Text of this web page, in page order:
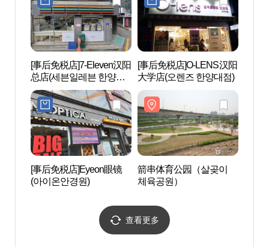
[事后免税店]7-Eleven汉阳
总店(세븐일레븐 한양본
점)
[事后免税店]O-LENS汉阳
大学店(오렌즈 한양대점)
[事后免税店]Eyeon眼镜
(아이온안경원)
箭串体育公园（살곶이
체육공원）
查看更多